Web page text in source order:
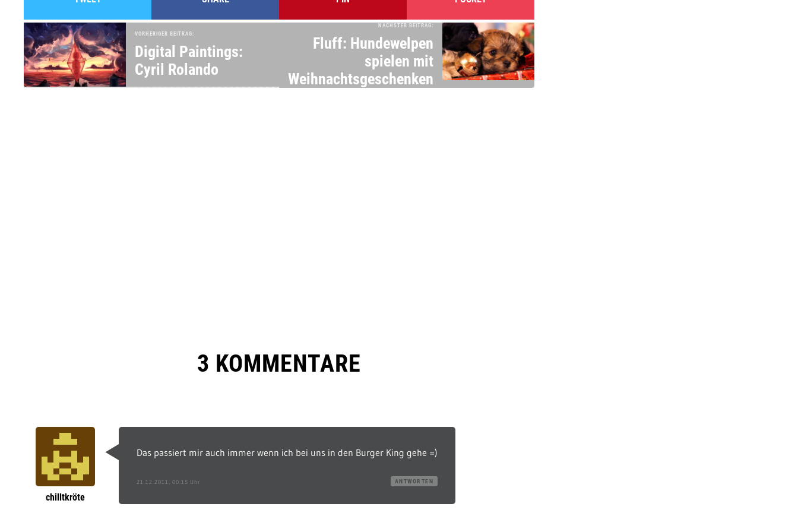
VORHERIGER BEITRAG:
Digital Paintings:
Cyril Rolando
NÄCHSTER BEITRAG:
Fluff: Hundewelpen
spielen mit
Weihnachtsgeschenken
3 KOMMENTARE
chilltkröte
Das passiert mir auch immer wenn ich bei uns in den Burger King gehe =)
21.12.2011, 00:15 Uhr ANTWORTEN